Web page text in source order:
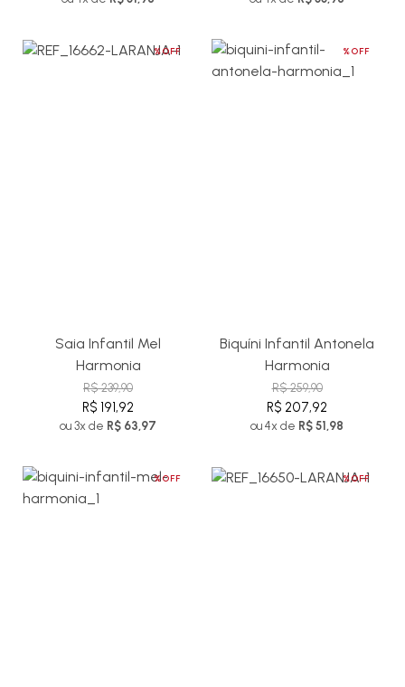
%OFF
Saia Infantil Mel
Harmonia
R$ 239,90
R$ 191,92
ou 3x de R$ 63,97
%OFF
Biquíni Infantil Antonela
Harmonia
R$ 259,90
R$ 207,92
ou 4x de R$ 51,98
%OFF %OFF